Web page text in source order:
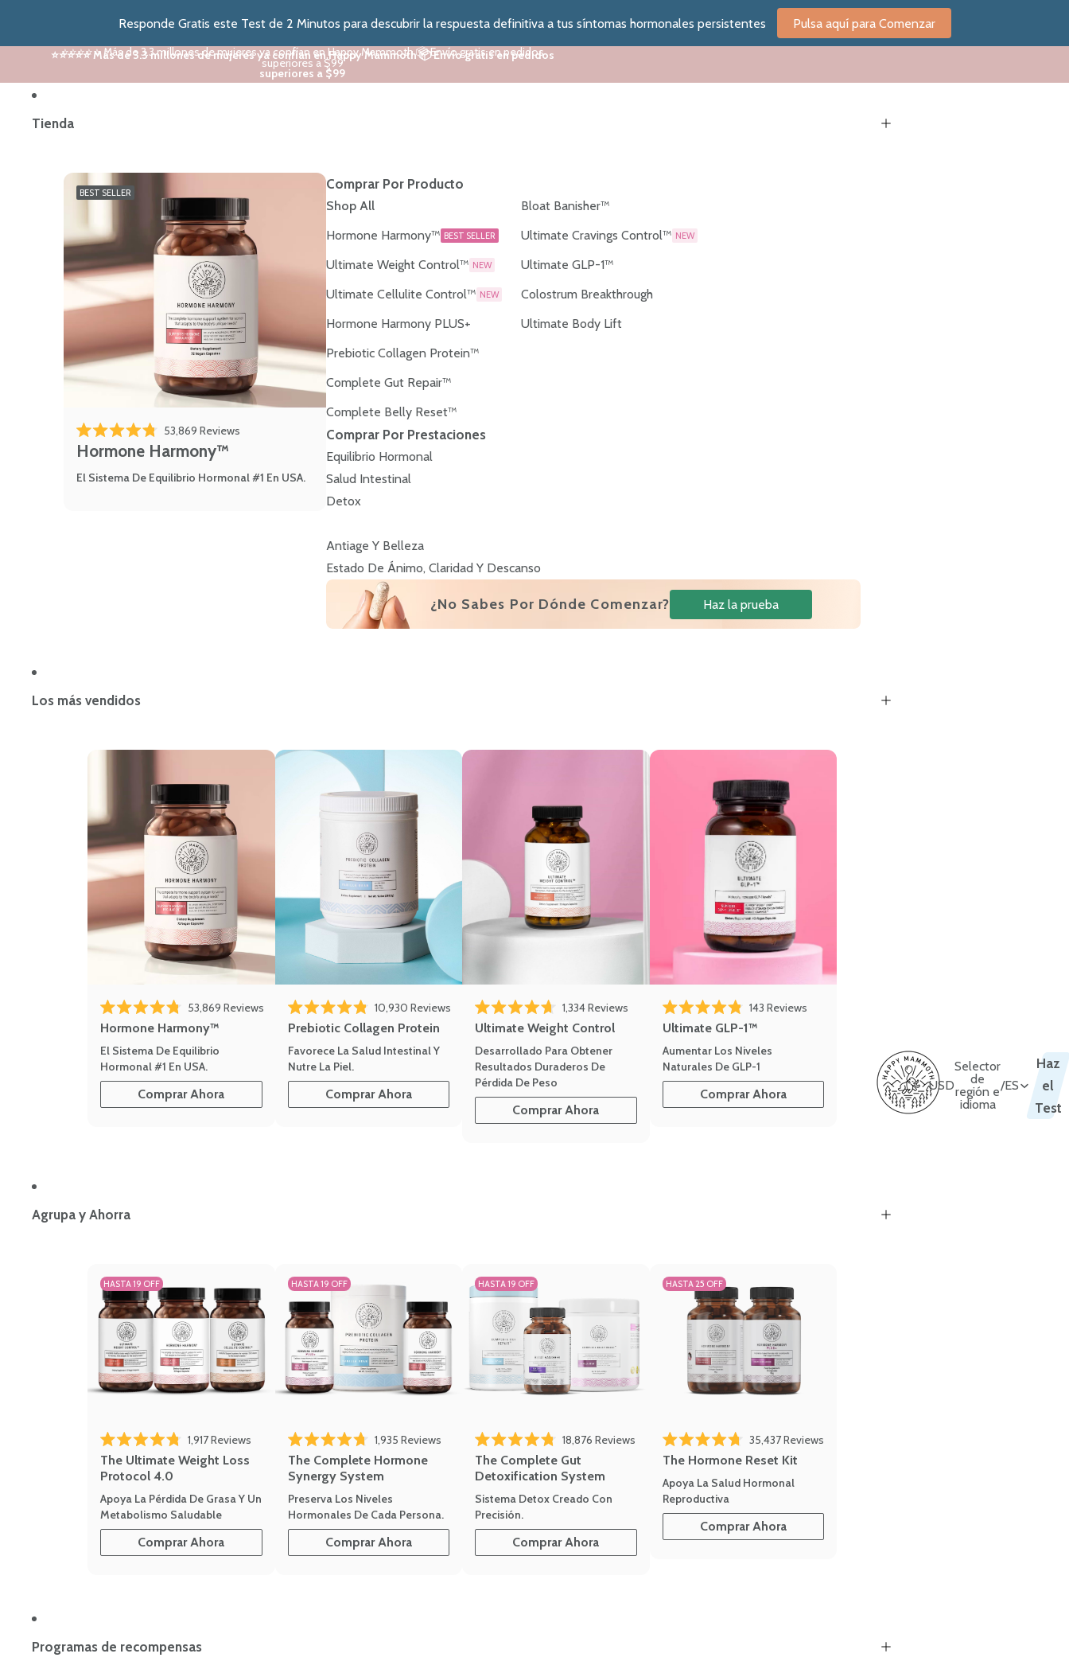
Responde Gratis este Test de 2 Minutos para descubrir la respuesta definitiva a tus síntomas hormonales persistentes Pulsa aquí para Comenzar
⭐⭐⭐⭐⭐ Más de 3.3 millones de mujeres ya confían en Happy Mammoth 📦 Envío gratis en pedidos
superiores a $99
⭐⭐⭐⭐⭐ Más de 3.3 millones de mujeres ya confían en Happy Mammoth 📦 Envío gratis en pedidos
superiores a $99
Tienda
BEST SELLER
Rated 4.8 out of 5 stars
53,869 Reviews
Hormone Harmony™
El Sistema De Equilibrio Hormonal #1 En USA.
Comprar Por Producto
Shop All
Hormone Harmony™ BEST SELLER
Ultimate Weight Control™ NEW
Ultimate Cellulite Control™ NEW
Hormone Harmony PLUS+
Prebiotic Collagen Protein™
Complete Gut Repair™
Complete Belly Reset™
Bloat Banisher™
Ultimate Cravings Control™ NEW
Ultimate GLP-1™
Colostrum Breakthrough
Ultimate Body Lift
Comprar Por Prestaciones
Equilibrio Hormonal
Salud Intestinal
Detox
Antiage Y Belleza
Estado De Ánimo, Claridad Y Descanso
¿No Sabes Por Dónde Comenzar? Haz la prueba
Los más vendidos
53,869 Reviews
Hormone Harmony™
El Sistema De Equilibrio
Hormonal #1 En USA.
Comprar Ahora
Rated 4.8 out of 5 stars
10,930 Reviews
Prebiotic Collagen Protein
Favorece La Salud Intestinal Y
Nutre La Piel.
Comprar Ahora
Rated 4.7 out of 5 stars
1,334Reviews
Ultimate Weight Control
Desarrollado Para Obtener
Resultados Duraderos De
Pérdida De Peso
Comprar Ahora
Rated 4.8 out of 5 stars
143 Reviews
Ultimate GLP-1™
Aumentar Los Niveles
Naturales De GLP-1
Comprar Ahora
Agrupa y Ahorra
HASTA 19 OFF
Rated 4.8 out of 5 stars
1,917Reviews
The Ultimate Weight Loss
Protocol 4.0
Apoya La Pérdida De Grasa Y Un
Metabolismo Saludable
Comprar Ahora
HASTA 19 OFF
Rated 4.7 out of 5 stars
1,935 Reviews
The Complete Hormone
Synergy System
Preserva Los Niveles
Hormonales De Cada Persona.
Comprar Ahora
HASTA 19 OFF
Rated 4.8 out of 5 stars
18,876 Reviews
The Complete Gut
Detoxification System
Sistema Detox Creado Con
Precisión.
Comprar Ahora
HASTA 25 OFF
Rated 4.7 out of 5 stars
35,437Reviews
The Hormone Reset Kit
Apoya La Salud Hormonal
Reproductiva
Comprar Ahora
Programas de recompensas
USD
Selector
de
región e
idioma
/ES
Haz
el
Test